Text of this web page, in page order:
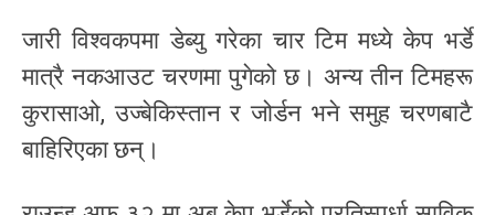
जारी विश्वकपमा डेब्यु गरेका चार टिम मध्ये केप भर्डे
मात्रै नकआउट चरणमा पुगेको छ। अन्य तीन टिमहरू
कुरासाओ, उज्बेकिस्तान र जोर्डन भने समुह चरणबाटै
बाहिरिएका छन्।